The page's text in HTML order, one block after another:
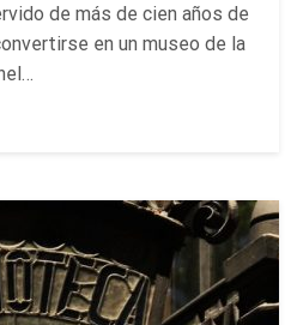
de más de cien años de
en un museo de la